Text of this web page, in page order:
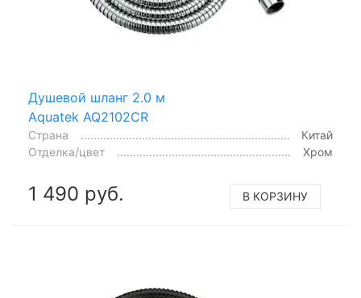
Душевой шланг 2.0 м
Aquatek AQ2102CR
Страна
Китай
Отделка/цвет
Хром
1 490 руб. В КОРЗИНУ